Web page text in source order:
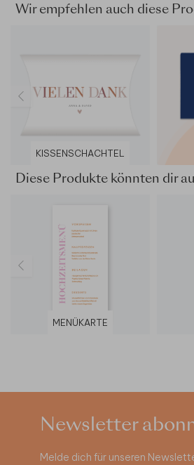
Wir empfehlen auch diese
KISSENSCHACHTEL
Diese Produkte könnten dir
MENÜKARTE
Newsletter
Melde dich für unseren